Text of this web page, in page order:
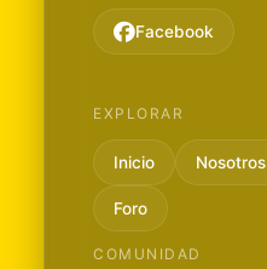
Facebook
EXPLORAR
Inicio Nosotros
Foro
COMUNIDAD